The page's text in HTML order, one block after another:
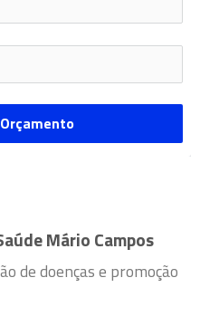
Mário Campos
de doenças e promoção